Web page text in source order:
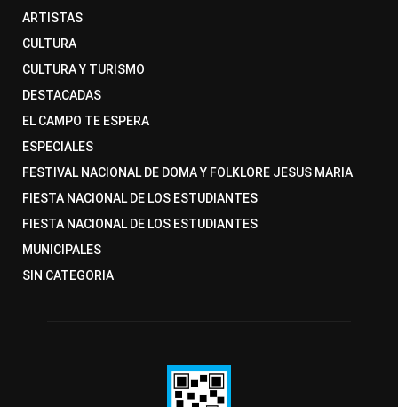
ARTISTAS
CULTURA
CULTURA Y TURISMO
DESTACADAS
EL CAMPO TE ESPERA
ESPECIALES
FESTIVAL NACIONAL DE DOMA Y FOLKLORE JESUS MARIA
FIESTA NACIONAL DE LOS ESTUDIANTES
FIESTA NACIONAL DE LOS ESTUDIANTES
MUNICIPALES
SIN CATEGORIA